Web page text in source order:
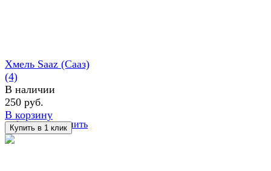
избранное сравнить
Хмель Saaz (Сааз)
(4)
В наличии
250 руб.
В корзину